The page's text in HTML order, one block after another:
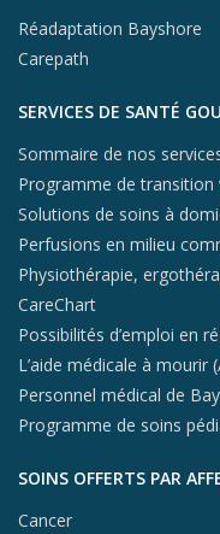
Réadaptation Bayshore
Carepath
SERVICES DE SANTÉ
Sommaire de nos
Programme de transition
Solutions de soins à
Perfusions en milieu
Physiothérapie,
CareChart
Possibilités d’emploi en
L’aide médicale à mourir
Personnel médical de
Programme de soins
SOINS OFFERTS PAR
Cancer